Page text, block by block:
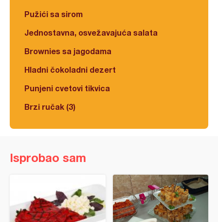
Pužići sa sirom
Jednostavna, osvežavajuća salata
Brownies sa jagodama
Hladni čokoladni dezert
Punjeni cvetovi tikvica
Brzi ručak (3)
Isprobao sam